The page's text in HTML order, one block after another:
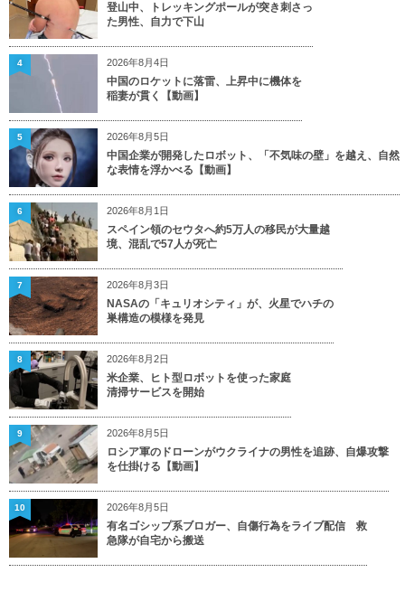
登山中、トレッキングポールが突き刺さっ
た男性、自力で下山
2026年8月4日
中国のロケットに落雷、上昇中に機体を
稲妻が貫く【動画】
4
2026年8月5日
中国企業が開発したロボット、「不気味の壁」を越え、自然
な表情を浮かべる【動画】
5
2026年8月1日
スペイン領のセウタへ約5万人の移民が大量越
境、混乱で57人が死亡
6
2026年8月3日
NASAの「キュリオシティ」が、火星でハチの
巣構造の模様を発見
7
2026年8月2日
米企業、ヒト型ロボットを使った家庭
清掃サービスを開始
8
2026年8月5日
ロシア軍のドローンがウクライナの男性を追跡、自爆攻撃
を仕掛ける【動画】
9
2026年8月5日
有名ゴシップ系ブロガー、自傷行為をライブ配信 救
急隊が自宅から搬送
10